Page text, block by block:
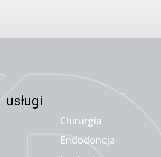
usługi
Chirurgia
Endodoncja